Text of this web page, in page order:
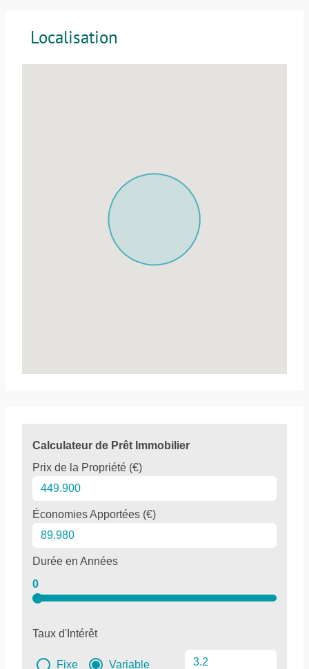
Localisation
Calculateur de Prêt Immobilier
Prix de la Propriété (€)
Économies Apportées (€)
Durée en Années
0
Taux d'Intérêt
Fixe Variable